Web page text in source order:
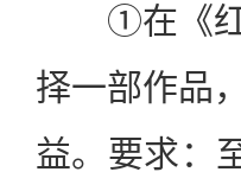
①在《红
择一部作品
益。要求：